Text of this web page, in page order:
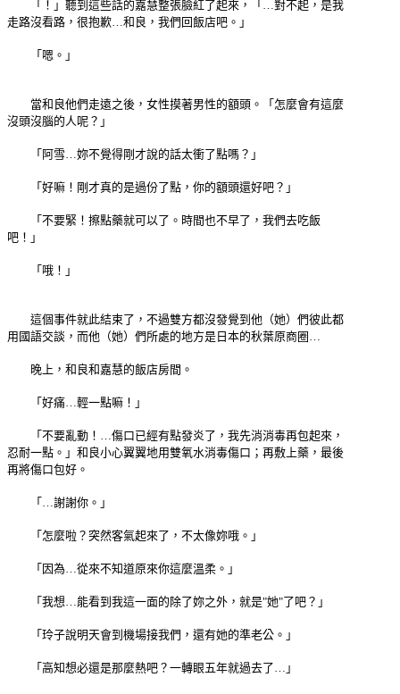
「！」聽到這些話的嘉慧整張臉紅了起來，「…對不起，是我
走路沒看路，很抱歉…和良，我們回飯店吧。」
「嗯。」
當和良他們走遠之後，女性摸著男性的額頭。「怎麼會有這麼
沒頭沒腦的人呢？」
「阿雪…妳不覺得剛才說的話太衝了點嗎？」
「好嘛！剛才真的是過份了點，你的額頭還好吧？」
「不要緊！擦點藥就可以了。時間也不早了，我們去吃飯
吧！」
「哦！」
這個事件就此結束了，不過雙方都沒發覺到他（她）們彼此都
用國語交談，而他（她）們所處的地方是日本的秋葉原商圈…
晚上，和良和嘉慧的飯店房間。
「好痛…輕一點嘛！」
「不要亂動！…傷口已經有點發炎了，我先消消毒再包起來，
忍耐一點。」和良小心翼翼地用雙氧水消毒傷口；再敷上藥，最後
再將傷口包好。
「…謝謝你。」
「怎麼啦？突然客氣起來了，不太像妳哦。」
「因為…從來不知道原來你這麼溫柔。」
「我想…能看到我這一面的除了妳之外，就是"她"了吧？」
「玲子說明天會到機場接我們，還有她的準老公。」
「高知想必還是那麼熱吧？一轉眼五年就過去了…」